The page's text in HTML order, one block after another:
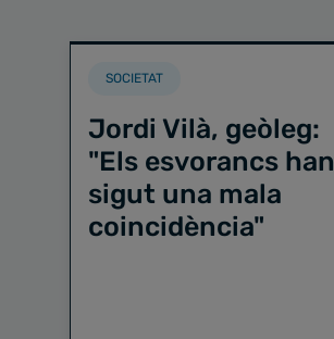
SOCIETAT
Jordi Vilà, geòleg:
"Els esvorancs han
sigut una mala
coincidència"